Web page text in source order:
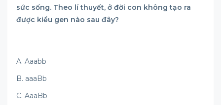
sức sống. Theo lí thuyết, ở đời con không tạo ra
được kiểu gen nào sau đây?
A. Aaabb
B. aaaBb
C. AaaBb